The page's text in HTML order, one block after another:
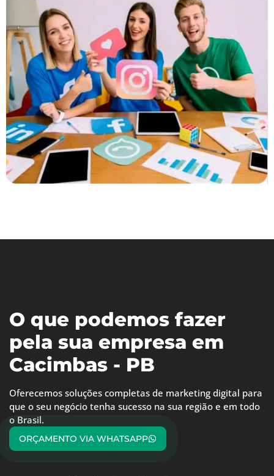
O que podemos fazer
pela sua empresa em
Cacimbas - PB
Oferecemos soluções completas de marketing digital para
que o seu negócio tenha sucesso na sua região e em todo
o Brasil.
ORÇAMENTO VIA WHATSAPP